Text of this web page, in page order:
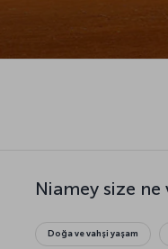
Niamey size
Doğa ve vahşi yaşam